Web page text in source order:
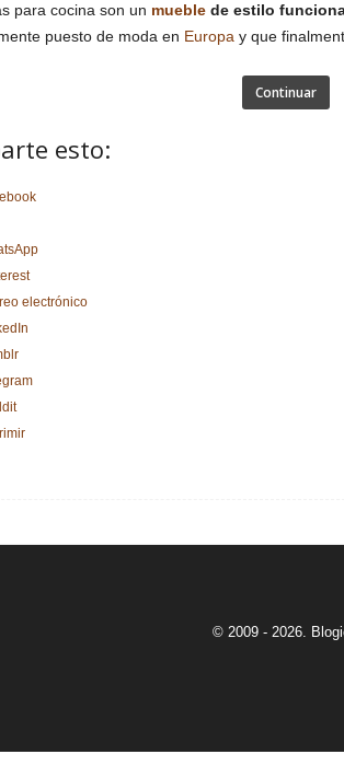
para cocina son un mueblede estilo
puesto de moda en Europa y que
Continuar
esto:
electrónico
© 2009 - 2026.